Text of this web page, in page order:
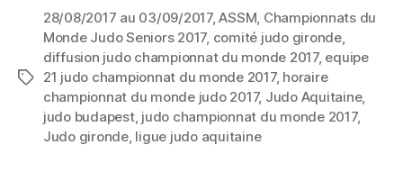
28/08/2017 au 03/09/2017,ASSM, Championnats du
Monde Judo Seniors 2017, comité judo gironde,
diffusion judo championnat du monde 2017, equipe
21 judo championnat du monde 2017, horaire
championnat du monde judo 2017, Judo Aquitaine,
judo budapest, judo championnat du monde 2017,
Judo gironde, ligue judo aquitaine